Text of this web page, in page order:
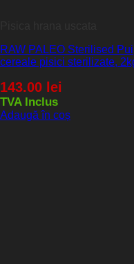
RAW PALEO Sterilised
cereale pisici sterilizate,
143.00 lei
TVA Inclus
Adaugă în coș